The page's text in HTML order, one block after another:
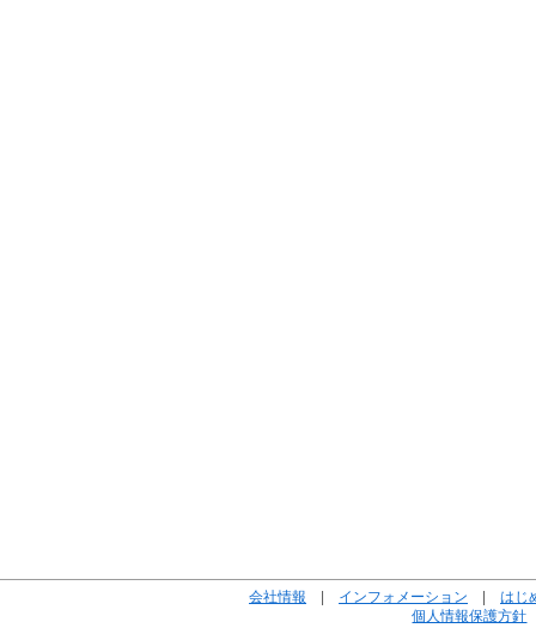
会社情報 インフォメーション
はじ
個人情報保護方針